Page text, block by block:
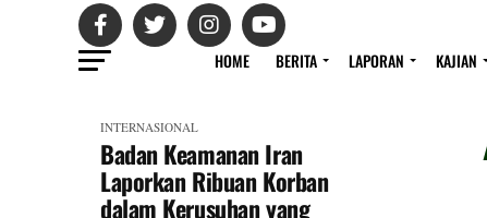
HOME BERITA LAPORAN KAJIAN
INTERNASIONAL
Badan Keamanan Iran
Laporkan Ribuan Korban
dalam Kerusuhan yang